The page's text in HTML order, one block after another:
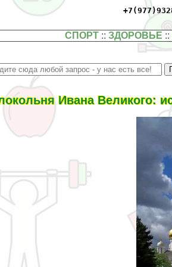
СПОРТ ::ЗДОРОВЬЕ ::
Ивана Великого: